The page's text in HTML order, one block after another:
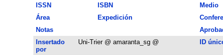
ISSN ISBN
Medio
Área
Expedición
Notas
Insertado
por
Uni-Trier @ amaranta_sg @ ID